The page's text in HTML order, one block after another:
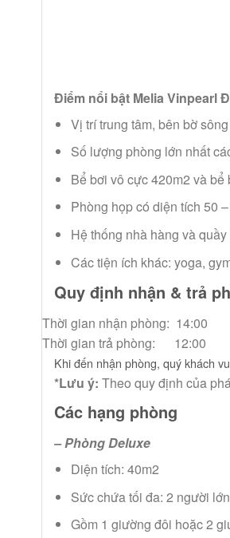
Điểm nổi bật Melia Vinpearl
Vị trí trung tâm, bên bờ
Số lượng phòng lớn nhất
Bể bơi vô cực 420m2 và bể
Phòng họp có diện tích 50
Hệ thống nhà hàng và
Các tiện ích khác: yoga,
Quy định nhận & trả
Thời gian nhận phòng: 14:00
Thời gian trả phòng: 12:00
Khi đến nhận phòng, quý khách
*Lưu ý: Theo quy định của
Các hạng phòng
– Phòng Deluxe
Diện tích: 40m2
Sức chứa tối đa: 2 người
Gồm 1 giường đôi hoặc 2